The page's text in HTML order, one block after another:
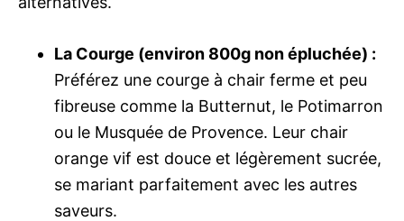
La Courge (environ 800g non épluchée) :
Préférez une courge à chair ferme et peu
fibreuse comme la Butternut, le Potimarron
ou le Musquée de Provence. Leur chair
orange vif est douce et légèrement sucrée,
se mariant parfaitement avec les autres
saveurs.